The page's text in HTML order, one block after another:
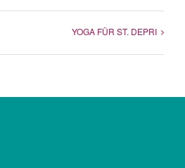
YOGA FÜR ST. DEPRI